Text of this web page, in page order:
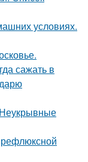
условиях.
сажать в
Неукрывные